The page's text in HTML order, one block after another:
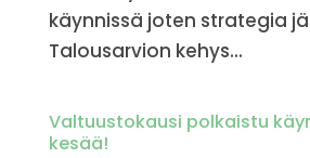
käynnissä joten strategia
Talousarvion kehys...
Valtuustokausi polkaistu
kesää!